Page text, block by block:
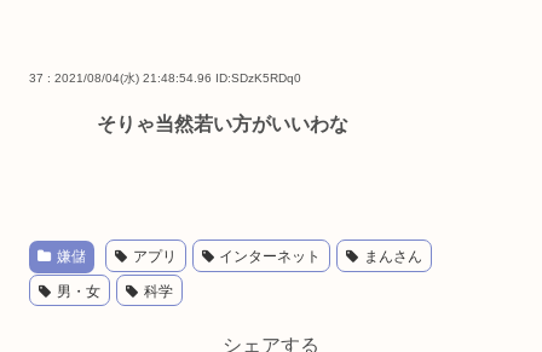
37 : 2021/08/04(水) 21:48:54.96 ID:SDzK5RDq0
そりゃ当然若い方がいいわな
嫌儲 アプリ インターネット まんさん
男・女 科学
シェアする